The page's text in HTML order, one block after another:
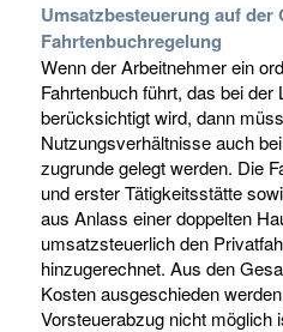
Umsatzbesteuerung auf der
Fahrtenbuchregelung
Wenn der Arbeitnehmer ein
Fahrtenbuch führt, das bei der
berücksichtigt wird, dann
Nutzungsverhältnisse auch
zugrunde gelegt werden. Die
und erster Tätigkeitsstätte
aus Anlass einer doppelten
umsatzsteuerlich den
hinzugerechnet. Aus den
Kosten ausgeschieden
Vorsteuerabzug nicht möglich